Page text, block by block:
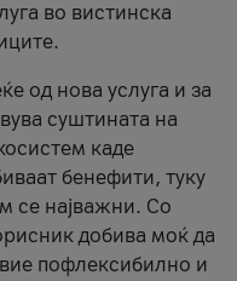
во вистинска
од нова услуга и за
суштината на
каде
бенефити, туку
се најважни. Со
добива моќ да
пофлексибилно и